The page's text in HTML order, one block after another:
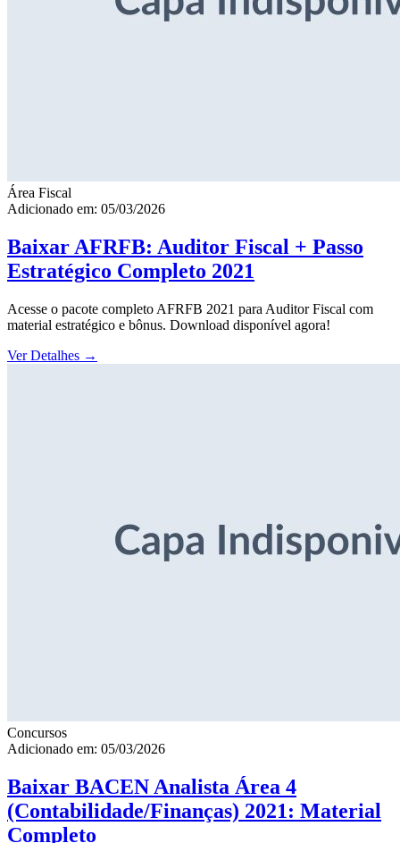
Área Fiscal
Adicionado em: 05/03/2026
Baixar AFRFB: Auditor Fiscal + Passo
Estratégico Completo 2021
Acesse o pacote completo AFRFB 2021 para Auditor Fiscal com
material estratégico e bônus. Download disponível agora!
Ver Detalhes →
Concursos
Adicionado em: 05/03/2026
Baixar BACEN Analista Área 4
(Contabilidade/Finanças) 2021: Material
Completo